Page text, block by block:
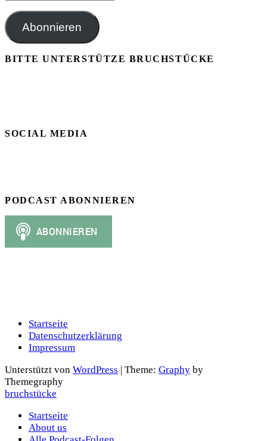
Adresse
Abonnieren
BITTE UNTERSTÜTZE BRUCHSTÜCKE
SOCIAL MEDIA
PODCAST ABONNIEREN
Startseite
Datenschutzerklärung
Impressum
Unterstützt von WordPress | Theme: Graphy by
Themegraphy
bruchstücke
Startseite
About us